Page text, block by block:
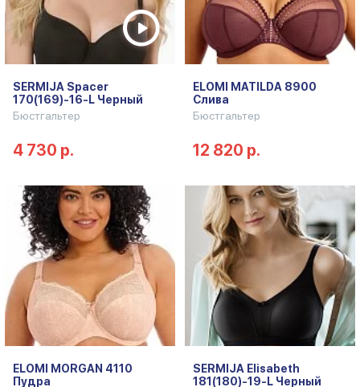
SERMIJA Spacer
170(169)-16-L Черный
Бюстгальтер
4 730 р.
ELOMI MATILDA 8900
Слива
Бюстгальтер
12 820 р.
ELOMI MORGAN 4110
Пудра
SERMIJA Elisabeth
181(180)-19-L Черный